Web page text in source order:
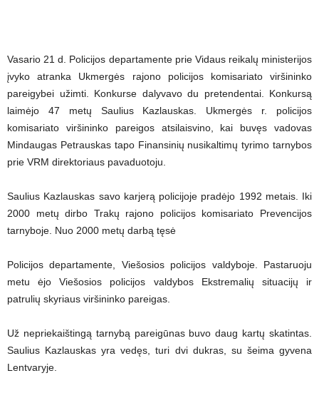
Vasario 21 d. Policijos departamente prie Vidaus reikalų ministerijos
įvyko atranka Ukmergės rajono policijos komisariato viršininko
pareigybei užimti. Konkurse dalyvavo du pretendentai. Konkursą
laimėjo 47 metų Saulius Kazlauskas. Ukmergės r. policijos
komisariato viršininko pareigos atsilaisvino, kai buvęs vadovas
Mindaugas Petrauskas tapo Finansinių nusikaltimų tyrimo tarnybos
prie VRM direktoriaus pavaduotoju.
Saulius Kazlauskas savo karjerą policijoje pradėjo 1992 metais. Iki
2000 metų dirbo Trakų rajono policijos komisariato Prevencijos
tarnyboje. Nuo 2000 metų darbą tęsė
Policijos departamente, Viešosios policijos valdyboje. Pastaruoju
metu ėjo Viešosios policijos valdybos Ekstremalių situacijų ir
patrulių skyriaus viršininko pareigas.
Už nepriekaištingą tarnybą pareigūnas buvo daug kartų skatintas.
Saulius Kazlauskas yra vedęs, turi dvi dukras, su šeima gyvena
Lentvaryje.